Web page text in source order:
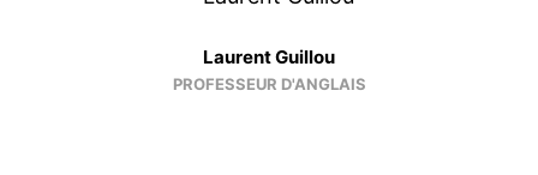
Laurent Guillou
PROFESSEUR D'ANGLAIS